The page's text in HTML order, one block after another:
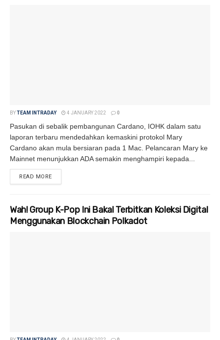
BYTEAM INTRADAY 4 JANUARY 2022 0
Pasukan di sebalik pembangunan Cardano, IOHK dalam satu
laporan terbaru mendedahkan kemaskini protokol Mary
Cardano akan mula bersiaran pada 1 Mac. Pelancaran Mary ke
Mainnet menunjukkan ADA semakin menghampiri kepada...
READ MORE
Wah! Group K-Pop Ini Bakal Terbitkan Koleksi Digital
Menggunakan Blockchain Polkadot